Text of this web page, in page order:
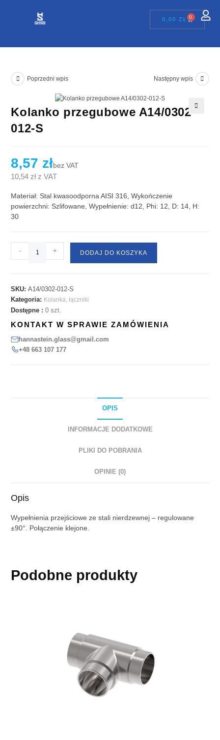
0,00 ZŁ 0
Poprzedni wpis Następny wpis
Kolanko przegubowe A14/0302-
012-S
8,57 złbez VAT
10,54 złz VAT
Materiał: Stal kwasoodporna AISI 316, Wykończenie
powierzchni: Szlifowane, Wypełnienie: d12, Phi: 12, D: 14, H:
30
- + DODAJ DO KOSZYKA
SKU:A14/0302-012-S
Kategoria: Kolanka, łączniki
Dostępne :0 szt.
KONTAKT W SPRAWIE ZAMÓWIENIA
hannastein.glass@gmail.com
+48 663 107 177
OPIS
INFORMACJE DODATKOWE
PLIKI DO POBRANIA
OPINIE (0)
Opis
Wypełnienia przejściowe ze stali nierdzewnej – regulowane
±90°. Połączenie klejone.
Podobne produkty